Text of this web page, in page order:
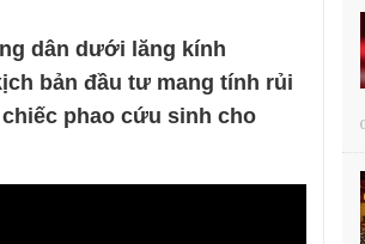
dân dưới lăng kính
bản đầu tư mang tính rủi
phao cứu sinh cho